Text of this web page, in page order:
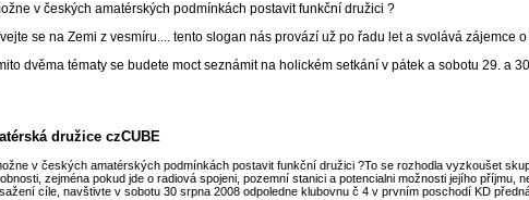
v českých amatérských podmínkách postavit funkční družici ?
se na Zemi z vesmíru.... tento slogan nás provází už po řadu let a svolává zájemce
dvěma tématy se budete moct seznámit na holickém setkání v pátek a sobotu 29. a
družice czCUBE
v českých amatérských podmínkách postavit funkční družici ?To se rozhodla vyzkoušet
zejména pokud jde o radiová spojeni, pozemní stanici a potencialni možnosti jejího
cíle, navštivte v sobotu 30 srpna 2008 odpoledne klubovnu č 4 v prvním poschodí KD